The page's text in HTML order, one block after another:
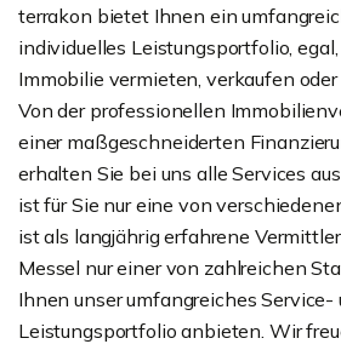
terrakon bietet Ihnen ein
individuelles Leistungsportfolio,
Immobilie vermieten, verkaufen
Von der professionellen
einer maßgeschneiderten
erhalten Sie bei uns alle Services
ist für Sie nur eine von
ist als langjährig erfahrene
Messel nur einer von zahlreichen
Ihnen unser umfangreiches Service-
Leistungsportfolio anbieten. Wir